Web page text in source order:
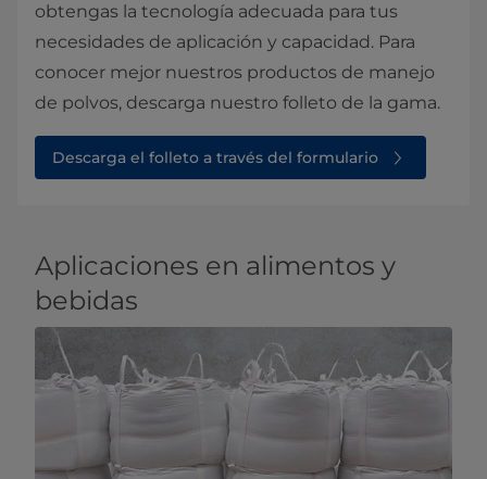
obtengas la tecnología adecuada para tus
necesidades de aplicación y capacidad. Para
conocer mejor nuestros productos de manejo
de polvos, descarga nuestro folleto de la gama.
Descarga el folleto a través del formulario
Aplicaciones en alimentos y
bebidas